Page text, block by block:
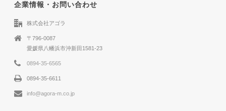
企業情報・お問い合わせ
株式会社アゴラ
〒796-0087
愛媛県八幡浜市沖新田1581-23
0894-35-6565
0894-35-6611
info@agora-m.co.jp